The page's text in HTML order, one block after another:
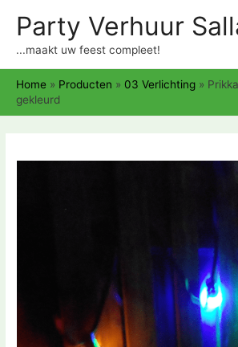
Party Verhuur
...maakt uw feest compleet!
Home » Producten » 03 Verlichting »
gekleurd